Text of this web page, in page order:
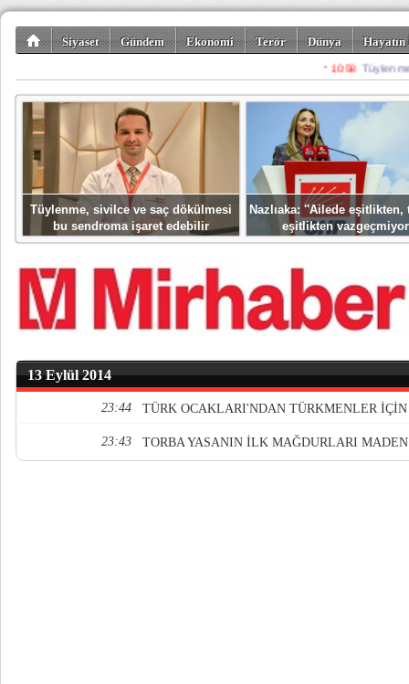
Siyaset Gündem Ekonomi Terör Dünya
Spor Misafir
Tüylenme, sivilce ve saç dökülmesi
bu sendroma işaret edebilir
Nazlıaka: ''Ailede eşitlikten,
eşitlikten
13 Eylül 2014
23:44 TÜRK OCAKLARI'NDAN TÜRKMENLER
23:43 TORBA YASANIN İLK MAĞDURLARI